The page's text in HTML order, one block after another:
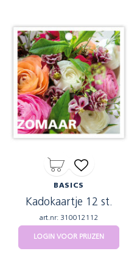
BASICS
Kadokaartje 12 st.
art.nr: 310012112
LOGIN VOOR PRIJZEN